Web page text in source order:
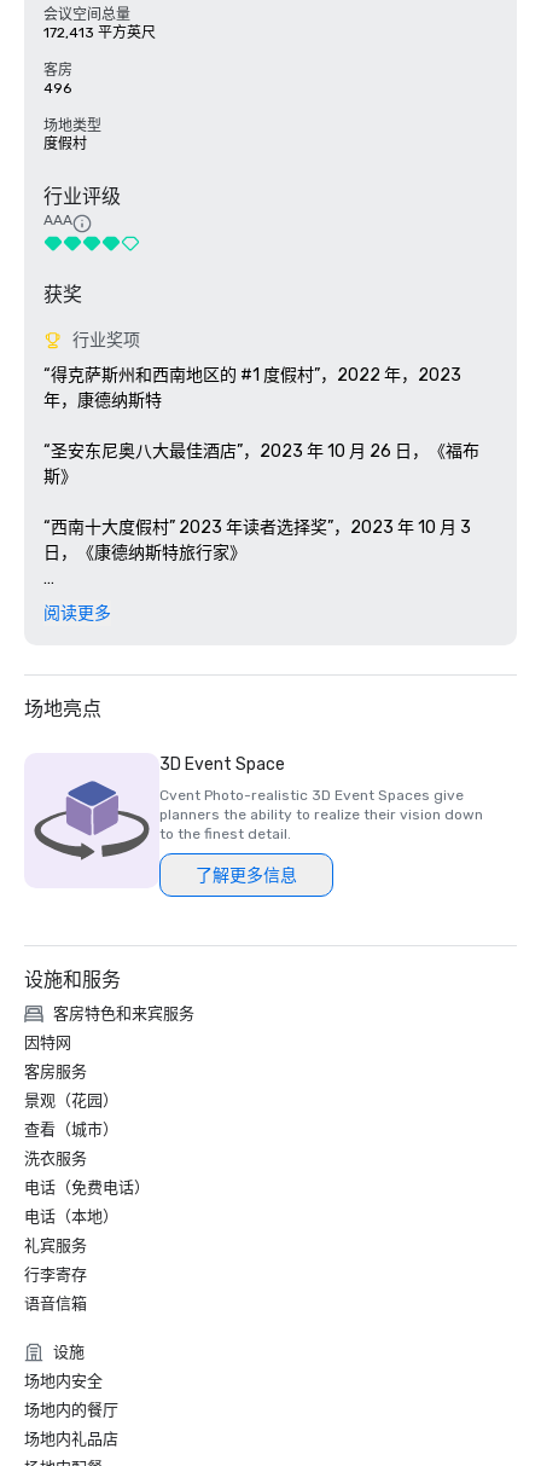
会议空间总量
172,413 平方英尺
客房
496
场地类型
度假村
行业评级
AAA
获奖
行业奖项
“得克萨斯州和西南地区的 #1 度假村”，2022 年，2023
年，康德纳斯特
“圣安东尼奥八大最佳酒店”，2023 年 10 月 26 日，《福布
斯》
“西南十大度假村” 2023 年读者选择奖”，2023 年 10 月 3
日，《康德纳斯特旅行家》
“拥有孤星精神的九个品牌”，2023 年 1 月 18 日，Garden &
“旅行+休闲读者最喜欢的 2023 年德克萨斯州 5 个度假村”，
2023 年 7 月 11 日，Travel + Leisure
“今年值得尝试的水疗中心”，2023年2月27日，《福布斯》
“德克萨斯州最佳酒店”，2023年2月7日，《美国新闻与世界
报道》
阅读更多
场地亮点
3D Event Space
Cvent Photo-realistic 3D Event Spaces give
planners the ability to realize their vision down
to the finest detail.
了解更多信息
设施和服务
客房特色和来宾服务
因特网
客房服务
景观（花园）
查看（城市）
洗衣服务
电话（免费电话）
电话（本地）
礼宾服务
行李寄存
语音信箱
设施
场地内安全
场地内的餐厅
场地内礼品店